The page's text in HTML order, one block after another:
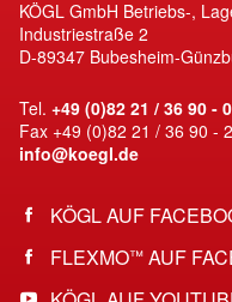
KÖGL GmbH Betriebs-,
Industriestraße 2
D-89347 Bubesheim-
Tel. +49 (0)82 21 / 36 90 - 0
Fax +49 (0)82 21 / 36 90 -
info@koegl.de
KÖGL AUF
FLEXMO™ AUF